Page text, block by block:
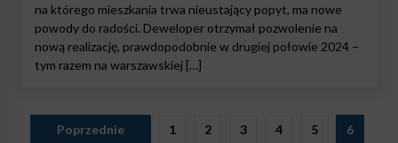
na którego mieszkania trwa nieustający popyt, ma nowe
powody do radości. Deweloper otrzymał pozwolenie na
nową realizację, prawdopodobnie w drugiej połowie 2024 –
tym razem na warszawskiej […]
Stronicowanie
Poprzednie 1 2 3 4 5
6